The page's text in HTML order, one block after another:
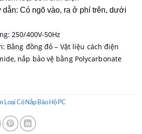
dẫn: Có ngõ vào, ra ở phí trên, dưới
250/400V-50Hz
Bằng đồng đỏ – Vật liệu cách điện
nắp bảo vệ bằng Polycarbonate
Loại Có Nắp Bảo Hộ PC